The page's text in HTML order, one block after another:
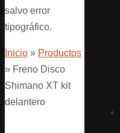
salvo error
tipográfico.
Inicio » Productos
» Freno Disco
Shimano XT kit
delantero